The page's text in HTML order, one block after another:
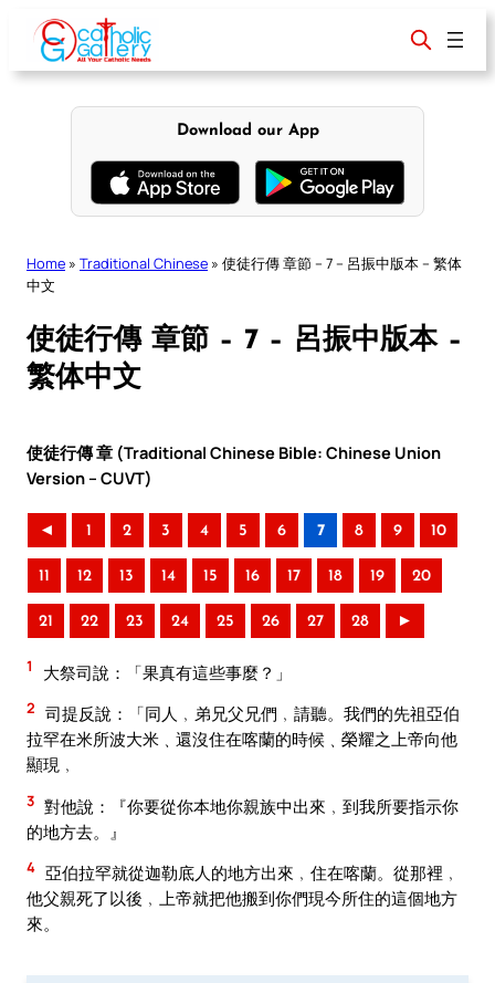
content
Download our App
Home » Traditional Chinese » 使徒行傳 章節 – 7 – 呂振中版本 – 繁体
中文
使徒行傳 章節 – 7 – 呂振中版本 –
繁体中文
使徒行傳 章 (Traditional Chinese Bible: Chinese Union
Version – CUVT)
◄ 1 2 3 4 5 6 7 8 9 10
11 12 13 14 15 16 17 18 19 20
21 22 23 24 25 26 27 28 ►
1 大祭司說：「果真有這些事麼？」
2 司提反說：「同人﹐弟兄父兄們﹐請聽。我們的先祖亞伯
拉罕在米所波大米﹑還沒住在喀蘭的時候﹑榮耀之上帝向他
顯現﹐
3 對他說：『你要從你本地你親族中出來﹐到我所要指示你
的地方去。』
4 亞伯拉罕就從迦勒底人的地方出來﹐住在喀蘭。從那裡﹐
他父親死了以後﹐上帝就把他搬到你們現今所住的這個地方
來。